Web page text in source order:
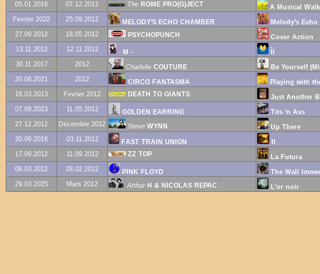
05.01.2016
07.12.2012 The ROME PRO(G)JECT
A Musical
Fevrier 2022
25.09.2012 MELODY'S ECHO CHAMBER
Melody's Echo
27.09.2012
18.05.2012 PSYCHOPUNCH
Cover Action
13.11.2012
12.11.2012 - M -
30.11.2017
2012 Charlelie COUTURE
Be Yourself
20.08.2021
2012 CIRCO FANTASMA
Playing with
16.03.2013
Fevrier 2012 DEATH TO GIANTS
Just Another
07.09.2023
11.05.2012 GOLDEN EARRING
Tits 'n Ass
27.12.2012
Decembre 2012 Steve WYNN
Up There
30.09.2016
03.11.2012 FAST TRAIN UNION
17.09.2012
11.09.2012 ZZ TOP
La Futura
06.03.2012
28.02.2012 PINK FLOYD
The Wall
29.03.2025
Mars 2012 Arthur H & NICOLAS REPAC L'or noir